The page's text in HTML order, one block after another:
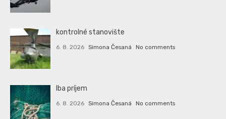
kontrolné stanovište
6. 8. 2026 Simona Česaná No comments
Iba príjem
6. 8. 2026 Simona Česaná No comments